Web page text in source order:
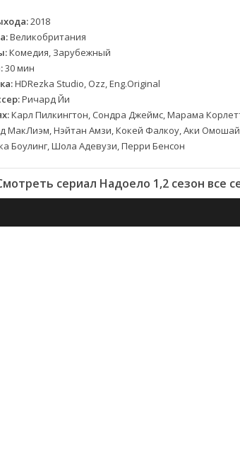
Южная
Триллеры
2018
Великобритания
Комедия, Зарубежный
30 мин
HDRezka Studio, Ozz, Eng.Original
Ричард Йи
Карл Пилкингтон, Сондра Джеймс, Марама
МакЛиэм, Нэйтан Амзи, Кокей Фалкоу, Аки
Боулинг, Шола Адевузи, Перри Бенсон
сериал Надоело 1,2 сезон все